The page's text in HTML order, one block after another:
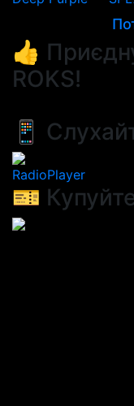
👍
ROKS!
📱
RadioPlayer
🎫